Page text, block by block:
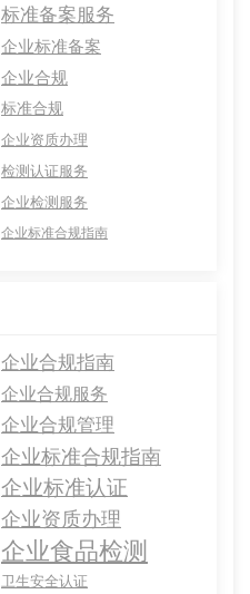
标准备案服务
企业标准备案
企业合规
标准合规
企业资质办理
检测认证服务
企业检测服务
企业标准合规指南
企业合规指南
企业合规服务
企业合规管理
企业标准合规指南
企业标准认证
企业资质办理
企业食品检测
卫生安全认证